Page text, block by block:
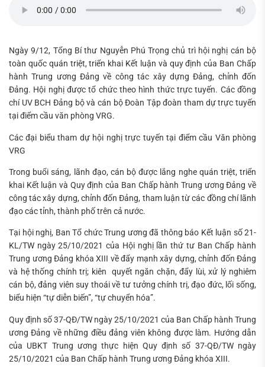
Ngày 9/12, Tổng Bí thư Nguyễn Phú Trọng chủ trì hội nghị cán bộ
toàn quốc quán triệt, triển khai Kết luận và quy định của Ban Chấp
hành Trung ương Đảng về công tác xây dựng Đảng, chỉnh đốn
Đảng. Hội nghị được tổ chức theo hình thức trực tuyến. Các đồng
chí UV BCH Đảng bộ và cán bộ Đoàn Tập đoàn tham dự trực tuyến
tại điểm cầu văn phòng VRG.
Các đại biểu tham dự hội nghị trực tuyến tại điểm cầu Văn phòng
VRG
Trong buổi sáng, lãnh đạo, cán bộ được lắng nghe quán triệt, triển
khai Kết luận và Quy định của Ban Chấp hành Trung ương Đảng về
công tác xây dựng, chỉnh đốn Đảng, tham luận từ các đồng chí lãnh
đạo các tỉnh, thành phố trên cả nước.
Tại hội nghị, Ban Tổ chức Trung ương đã thông báo Kết luận số 21-
KL/TW ngày 25/10/2021 của Hội nghị lần thứ tư Ban Chấp hành
Trung ương Đảng khóa XIII về đẩy mạnh xây dựng, chỉnh đốn Đảng
và hệ thống chính trị; kiên quyết ngăn chặn, đẩy lùi, xử lý nghiêm
cán bộ, đảng viên suy thoái về tư tưởng chính trị, đạo đức, lối sống,
biểu hiện “tự diễn biến”, “tự chuyển hóa”.
Quy định số 37-QĐ/TW ngày 25/10/2021 của Ban Chấp hành Trung
ương Đảng về những điều đảng viên không được làm. Hướng dẫn
của UBKT Trung ương thực hiện Quy định số 37-QĐ/TW ngày
25/10/2021 của Ban Chấp hành Trung ương Đảng khóa XIII.
kiếm...